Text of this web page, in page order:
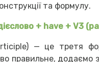
та формулу.
+ have + V3
— це третя
правильне, додаємо